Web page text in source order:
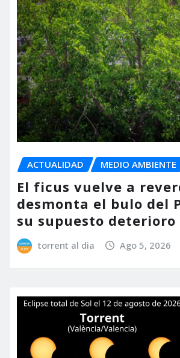
ACTUALIDAD MEDIO AMBIENTE
El ficus vuelve a
desmonta el bulo del
su supuesto deterioro
torrent al dia Ago 5, 2026